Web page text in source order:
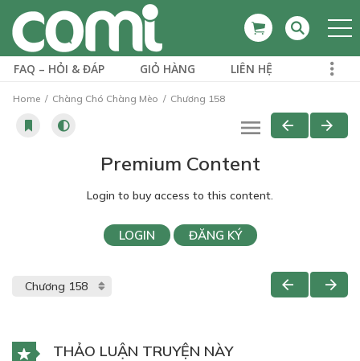
FAQ – HỎI & ĐÁP GIỎ HÀNG LIÊN HỆ
Home Chàng Chó Chàng Mèo Chương 158
Premium Content
Login to buy access to this content.
LOGIN ĐĂNG KÝ
THẢO LUẬN TRUYỆN NÀY